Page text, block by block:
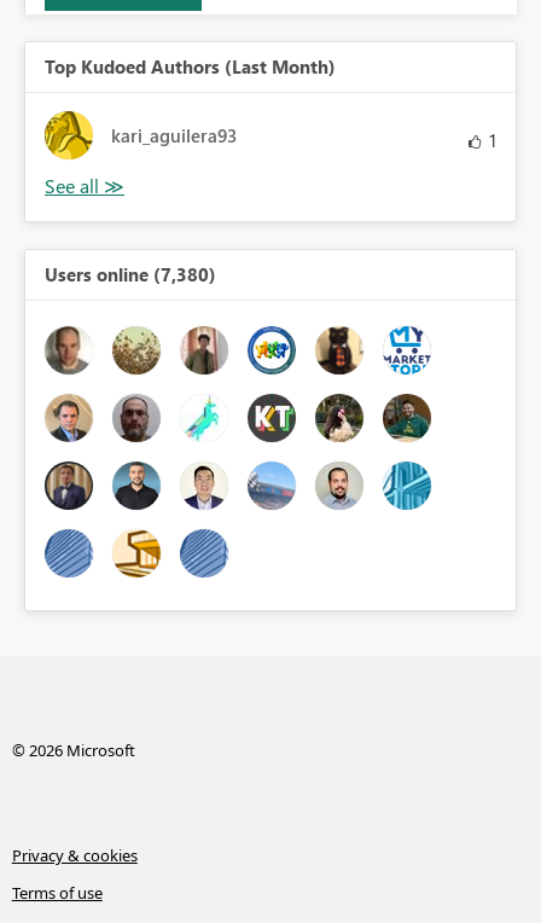
Top Kudoed Authors (Last Month)
kari_aguilera93 1
Users online (7,380)
© 2026 Microsoft
Privacy & cookies
Terms of use